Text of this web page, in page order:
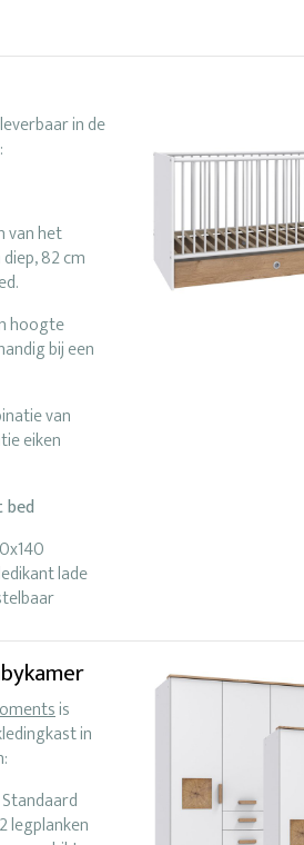
in de
van het
82 cm
hoogte
bij een
van
eiken
bed
lade
is
in
Standaard
legplanken